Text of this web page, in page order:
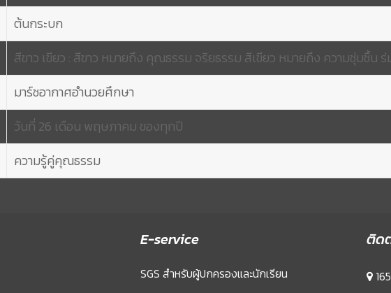
ต้นกระบก
สีขาว เขียว : สีขาว หมายถึง คุณธรรม จริยธรรม สีเขียว หมายถึง ความชุ่มชื้น ร่
มาร์ชอากาศอำนวยศึกษา
วันที่ 26 เดือน พฤษภาคม ของทุกปี
ความรู้คู่คุณธรรม
E-service
SGS สำหรับผู้ปกครองและนักเรียน
ติด